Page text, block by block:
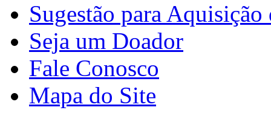
Sugestão para
Seja um Doador
Fale Conosco
Mapa do Site